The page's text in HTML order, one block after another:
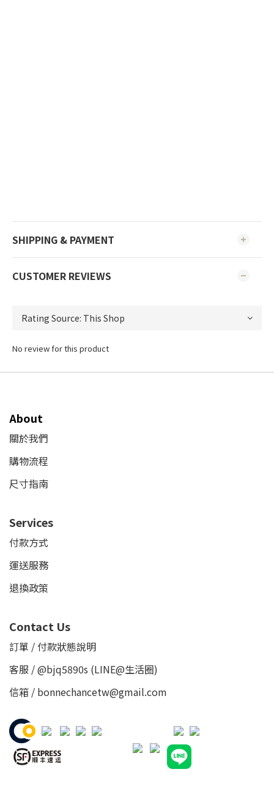
SHIPPING & PAYMENT
CUSTOMER REVIEWS
No review for this product
About
關於我們
購物流程
尺寸指南
Services
付款方式
運送服務
退換政策
Contact Us
訂單 / 付款狀態說明
客服 /@bjq5890s (LINE@生活圈)
信箱 / bonnechancetw@gmail.com